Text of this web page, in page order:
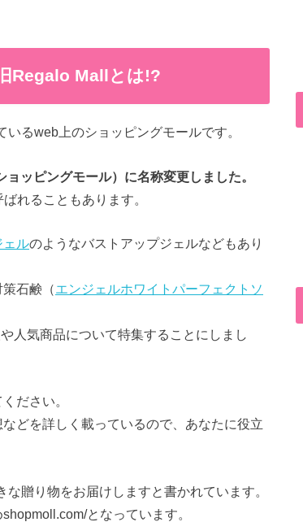
Regalo Mallとは!?
るweb上のショッピングモールです。
ッピングモール）に名称変更しました。
れることもあります。
ェルのようなバストアップジェルなどもあり
石鹸（エンジェルホワイトパーフェクトソ
人気商品について特集することにしまし
ださい。
どを詳しく載っているので、あなたに役立
贈り物をお届けしますと書かれています。
となっています。